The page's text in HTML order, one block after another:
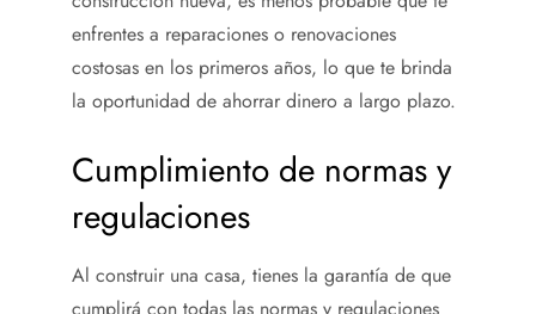
enfrentes a reparaciones o renovaciones
costosas en los primeros años, lo que te brinda
la oportunidad de ahorrar dinero a largo plazo.
Cumplimiento de normas y
regulaciones
Al construir una casa, tienes la garantía de que